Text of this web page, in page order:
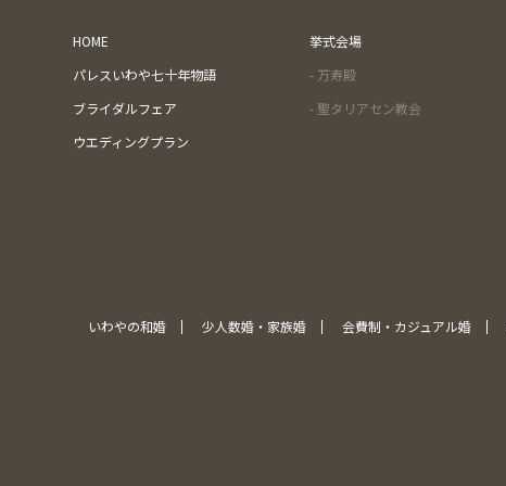
HOME
パレスいわや七十年物語
ブライダルフェア
ウエディングプラン
挙式会場
- 万寿殿
- 聖タリアセン教会
いわやの和婚 少人数婚・家族婚 会費制・カジュアル婚